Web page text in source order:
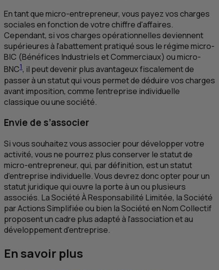
En tant que micro-entrepreneur, vous payez vos charges
sociales en fonction de votre chiffre d'affaires.
Cependant, si vos charges opérationnelles deviennent
supérieures à l'abattement pratiqué sous le régime micro-
BIC (Bénéfices Industriels et Commerciaux) ou micro-
BNC1, il peut devenir plus avantageux fiscalement de
passer à un statut qui vous permet de déduire vos charges
avant imposition, comme l'entreprise individuelle
classique ou une société.
Envie de s’associer
Si vous souhaitez vous associer pour développer votre
activité, vous ne pourrez plus conserver le statut de
micro-entrepreneur, qui, par définition, est un statut
d’entreprise individuelle. Vous devrez donc opter pour un
statut juridique qui ouvre la porte à un ou plusieurs
associés. La Société À Responsabilité Limitée, la Société
par Actions Simplifiée ou bien la Société en Nom Collectif
proposent un cadre plus adapté à l'association et au
développement d'entreprise.
En savoir plus